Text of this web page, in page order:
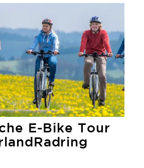
E-Bike Tour
Tour am SauerlandRadring